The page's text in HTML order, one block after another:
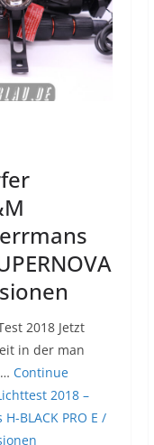
2018 Jetzt
in der man
Continue
2018 –
BLACK PRO E /